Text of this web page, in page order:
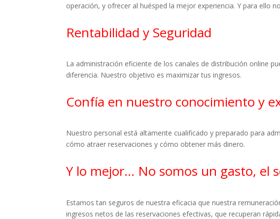
operación, y ofrecer al huésped la mejor experiencia. Y para ello
Rentabilidad y Seguridad
La administración eficiente de los canales de distribución online
diferencia. Nuestro objetivo es maximizar tus ingresos.
Confía en nuestro conocimiento y
Nuestro personal está altamente cualificado y preparado para
cómo atraer reservaciones y cómo obtener más dinero.
Y lo mejor… No somos un gasto, el
Estamos tan seguros de nuestra eficacia que nuestra
ingresos netos de las reservaciones efectivas, que recuperan